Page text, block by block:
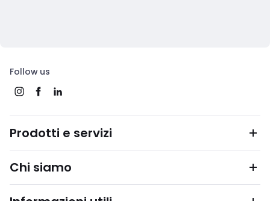
Follow us
Prodotti e servizi
Chi siamo